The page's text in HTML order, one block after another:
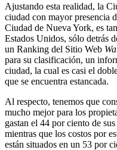
Ajustando esta realidad, la
ciudad con mayor presencia
Ciudad de Nueva York, es
Estados Unidos, sólo detrás
un Ranking del Sitio Web
para su clasificación, un
ciudad, la cual es casi el
que se encuentra estancada.
Al respecto, tenemos que
mucho mejor para los
gastan el 44 por ciento de
mientras que los costos por
están situados en un 53 por